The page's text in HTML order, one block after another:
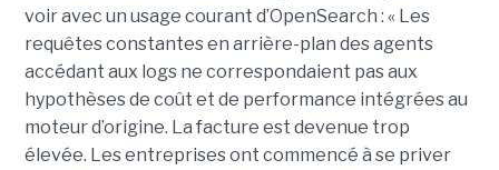
voir avec un usage courant d’OpenSearch : « Les
requêtes constantes en arrière-plan des agents
accédant aux logs ne correspondaient pas aux
hypothèses de coût et de performance intégrées au
moteur d’origine. La facture est devenue trop
élevée. Les entreprises ont commencé à se priver